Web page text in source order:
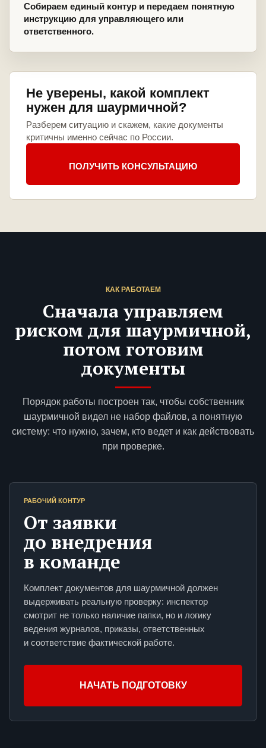
Собираем единый контур и передаем понятную
инструкцию для управляющего или
ответственного.
Не уверены, какой комплект
нужен для шаурмичной?
Разберем ситуацию и скажем, какие документы
критичны именно сейчас по России.
ПОЛУЧИТЬ КОНСУЛЬТАЦИЮ
КАК РАБОТАЕМ
Сначала управляем
риском для шаурмичной,
потом готовим
документы
Порядок работы построен так, чтобы собственник
шаурмичной видел не набор файлов, а понятную
систему: что нужно, зачем, кто ведет и как действовать
при проверке.
РАБОЧИЙ КОНТУР
От заявки
до внедрения
в команде
Комплект документов для шаурмичной должен
выдерживать реальную проверку: инспектор
смотрит не только наличие папки, но и логику
ведения журналов, приказы, ответственных
и соответствие фактической работе.
НАЧАТЬ ПОДГОТОВКУ